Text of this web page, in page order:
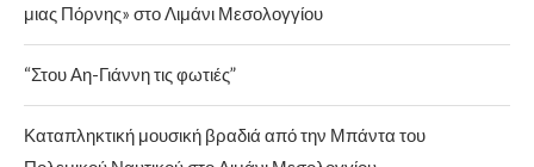
μιας Πόρνης» στο Λιμάνι Μεσολογγίου
“Στου Αη-Γιάννη τις φωτιές”
Καταπληκτική μουσική βραδιά από την Μπάντα του